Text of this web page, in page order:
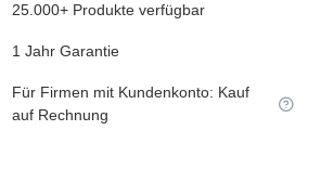
25.000+ Produkte verfügbar
1 Jahr Garantie
Für Firmen mit Kundenkonto: Kauf
auf Rechnung